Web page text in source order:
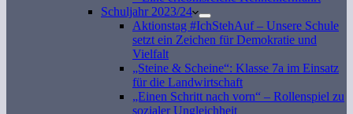
Schuljahr 2023/24
Aktionstag #IchStehAuf – Unsere Schule
setzt ein Zeichen für Demokratie und
Vielfalt
„Steine & Scheine“: Klasse 7a im Einsatz
für die Landwirtschaft
„Einen Schritt nach vorn“ – Rollenspiel zu
sozialer Ungleichheit